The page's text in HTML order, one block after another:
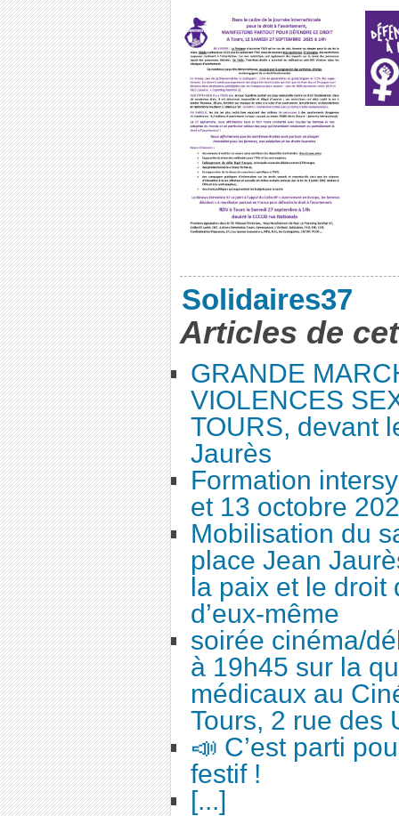
Solidaires37
Articles de
GRANDE
VIOLENCES
TOURS, devant
Jaurès
Formation
et 13 octobre
Mobilisation du
place Jean
la paix et le droit
d’eux-même
soirée cinéma/
à 19h45 sur la
médicaux au
Tours, 2 rue des
📣 C’est parti
festif !
[...]